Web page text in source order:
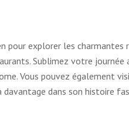
explorer les charmantes
Sublimez votre
Vous pouvez également
dans son histoire